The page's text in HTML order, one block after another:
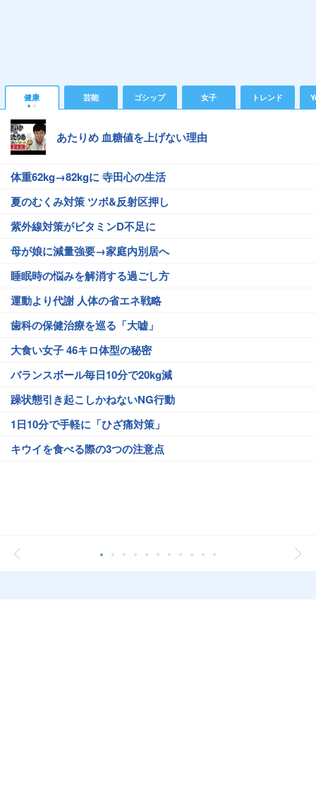
健康 芸能 ゴシップ 女子 トレンド
あたりめ 血糖値を上げない理由
体重62kg→82kgに 寺田心の生活
夏のむくみ対策 ツボ&反射区押し
紫外線対策がビタミンD不足に
母が娘に減量強要→家庭内別居へ
睡眠時の悩みを解消する過ごし方
運動より代謝 人体の省エネ戦略
歯科の保健治療を巡る「大嘘」
大食い女子 46キロ体型の秘密
バランスボール毎日10分で20kg減
躁状態引き起こしかねないNG行動
1日10分で手軽に「ひざ痛対策」
キウイを食べる際の3つの注意点